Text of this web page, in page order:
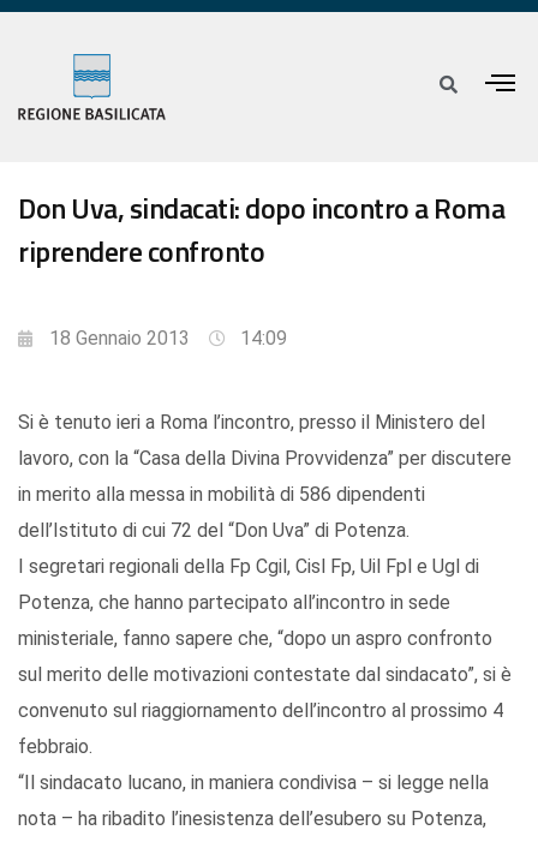
Don Uva, sindacati: dopo incontro a Roma
riprendere confronto
18 Gennaio 2013 14:09
Si è tenuto ieri a Roma l’incontro, presso il Ministero del
lavoro, con la “Casa della Divina Provvidenza” per discutere
in merito alla messa in mobilità di 586 dipendenti
dell’Istituto di cui 72 del “Don Uva” di Potenza.
I segretari regionali della Fp Cgil, Cisl Fp, Uil Fpl e Ugl di
Potenza, che hanno partecipato all’incontro in sede
ministeriale, fanno sapere che, “dopo un aspro confronto
sul merito delle motivazioni contestate dal sindacato”, si è
convenuto sul riaggiornamento dell’incontro al prossimo 4
febbraio.
“Il sindacato lucano, in maniera condivisa – si legge nella
nota – ha ribadito l’inesistenza dell’esubero su Potenza,